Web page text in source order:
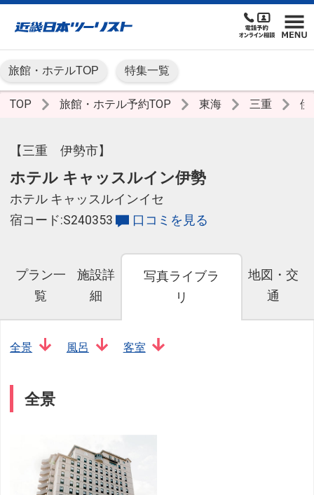
旅館・ホテルTOP 特集一覧
TOP 旅館・ホテル予約TOP 東海 三重
【三重 伊勢市】
ホテル キャッスルイン伊勢
ホテル キャッスルインイセ
宿コード:S240353
口コミを見る
プラン一
覧
施設詳
細
写真ライブラ
リ
地図・交
通
全景 風呂 客室
全景